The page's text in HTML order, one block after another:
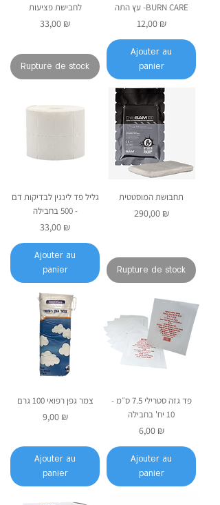
לחבישת פציעות
Prix
33,00 ₪
Rupture de stock
עץ התה -BURN CARE
Prix
12,00 ₪
Ajouter au
panier
גליל פד לינגין לבדיקות דם
- 500 בחבילה
Prix
33,00 ₪
Ajouter au
panier
תחבושת המוסטטית
Prix
290,00 ₪
Rupture de stock
צמר גפן רפואי 100 גרם
Prix
9,00 ₪
Ajouter au
panier
פד גזה סטרילי 7.5 ס״מ -
10 יח' בחבילה
Prix
6,00 ₪
Ajouter au
panier